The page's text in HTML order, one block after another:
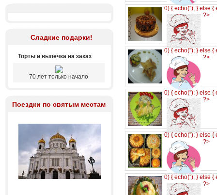
Сладкие подарки!
Торты и выпечка на заказ
70 лет только начало
Поездки по святым местам
0) { echo(''); } else {
?>
0) { echo(''); } else {
?>
0) { echo(''); } else {
?>
0) { echo(''); } else {
?>
0) { echo(''); } else {
?>